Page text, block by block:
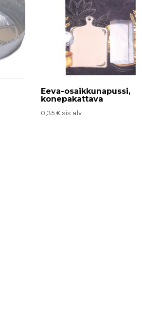
Eeva-osaikkunapussi,
konepakattava
0,35€ sis alv